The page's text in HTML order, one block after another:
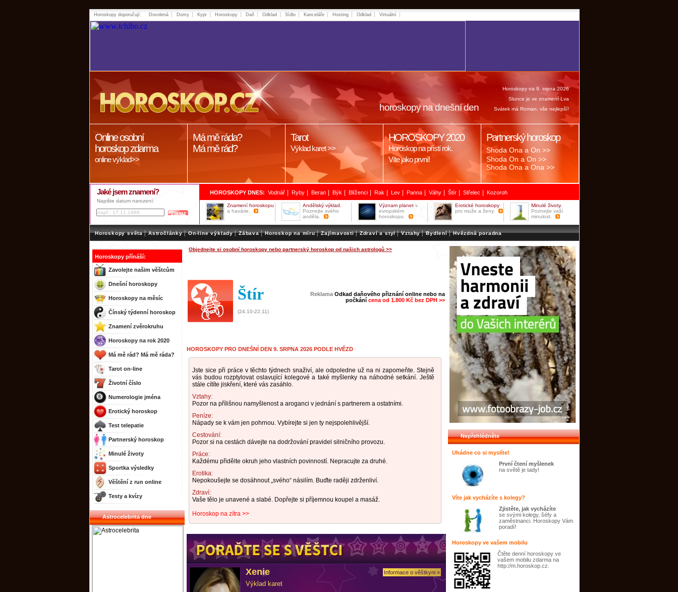
Horoskopy doporučují: Dovolená Domy Kypr Horoskopy Daň Odklad Sídlo Kanceláře Hosting Odklad Virtuální
Horoskopy na 9. srpna 2026
Slunce je ve znamení Lva
Svátek má Roman, vše nejlepší!
horoskopy na dnešní den
Online osobní
horoskop zdarma
online výklad>>
Má mě ráda?
Má mě rád?
Tarot
Výklad karet >>
HOROSKOPY 2020
Horoskop na přístí rok.
Víte jako první!
Partnerský horoskop
Shoda Ona a On >>
Shoda On a On >>
Shoda Ona a Ona >>
Jaké jsem znamení?
Napište datum narození:
HOROSKOPY DNES: Vodnář Ryby Beran Býk Blíženci Rak Lev Panna Váhy Štír Střelec Kozoroh
Znamení horoskopu
a havárie.
Andělský výklad.
Poznejte svého
anděla.
Význam planet v
evropském
horoskopu.
Erotické horoskopy
pro muže a ženy.
Minulé životy.
Poznejte vaší
minulost.
Horoskopy světa | Astročlánky | On-line výklady | Zábava | Horoskop na míru | Zajímavosti | Zdraví a styl | Vztahy | Bydlení | Hvězdná poradna
Horoskopy přínáší:
Zavolejte našim věštcům
Dnešní horoskopy
Horoskopy na měsíc
Čínský týdenní horoskop
Znamení zvěrokruhu
Horoskopy na rok 2020
Má mě rád? Má mě ráda?
Tarot on-line
Životní číslo
Numerologie jména
Erotický horoskop
Test telepatie
Partnerský horoskop
Minulé životy
Sportka výsledky
Věštění z run online
Testy a kvízy
Astrocelebrita dne
Objednejte si osobní horoskopy nebo partnerský horoskop od našich astrologů >>
Štír
(24.10-22.11)
Reklama Odkad daňového přiznání online nebo na
počkání cena od 1.800 Kč bez DPH >>
HOROSKOPY PRO DNEŠNÍ DEN 9. SRPNA 2026 PODLE HVĚZD
Jste sice při práce v těchto týdnech snaživí, ale odpoledne už na ni zapomeňte. Stejně
vás budou rozptylovat oslavující kolegové a také myšlenky na náhodné setkání. Ještě
stále cítíte jiskření, které vás zasáhlo.
Vztahy:
Pozor na přílišnou namyšlenost a aroganci v jednání s partnerem a ostatními.
Peníze:
Nápady se k vám jen pohrnou. Vybírejte si jen ty nejspolehlivější.
Cestování:
Pozor si na cestách dávejte na dodržování pravidel silničního provozu.
Práce:
Každému přidělte okruh jeho vlastních povinností. Nepracujte za druhé.
Erotika:
Nepokoušejte se dosáhnout „svého“ násilím. Buďte raději zdrženliví.
Zdraví:
Vaše tělo je unavené a slabé. Dopřejte si příjemnou koupel a masáž.
Horoskop na zítra >>
Xenie
Výklad karet
Informace o věštkyni »
Nepřehlédněte
Uhádne co si myslíte!
První čtení myšlenek
na světě je tady!
Víte jak vycházíte s kolegy?
Zjistěte, jak vycházíte
se svými kolegy, šéfy a
zaměstnanci. Horoskopy Vám
poradí!
Horoskopy ve vašem mobilu
Čtěte denní horoskopy ve
vašem mobilu zdarma na
http://m.horoskop.cz.